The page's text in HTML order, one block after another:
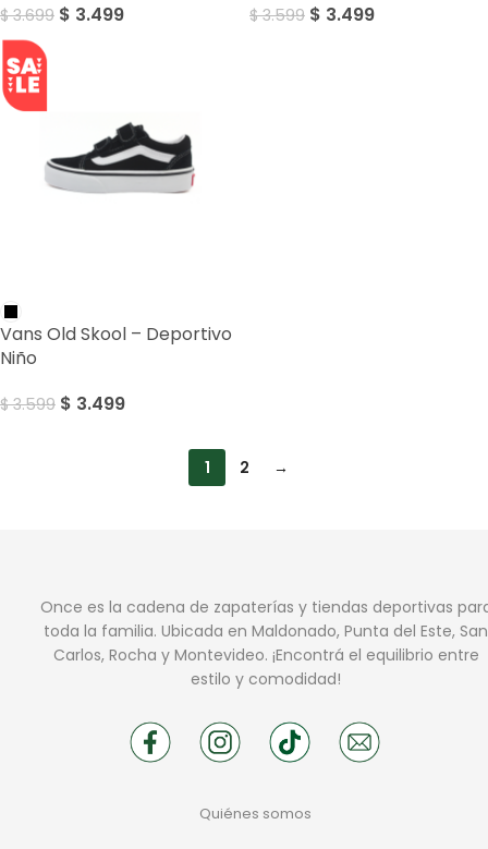
$3.699 $ 3.499 $3.599 $ 3.499
Vans Old Skool – Deportivo
Niño
$3.599 $ 3.499
1 2 →
Once es la cadena de zapaterías y tiendas deportivas
toda la familia. Ubicada en Maldonado, Punta del Este, San
Carlos, Rocha y Montevideo. ¡Encontrá el equilibrio entre
estilo y comodidad!
Quiénes somos